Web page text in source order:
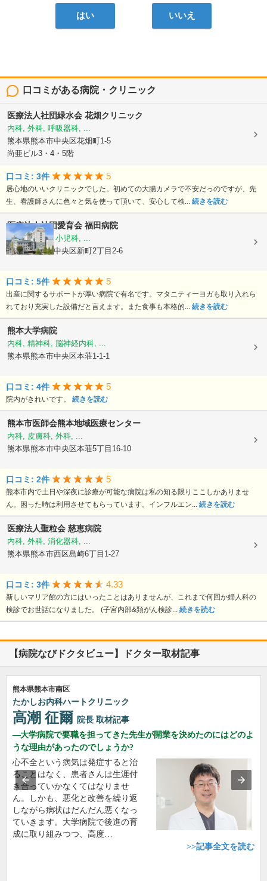
はい いいえ
口コミがある病院・クリニック
医療法人社団緑水会 花畑クリニック
内科, 外科, 呼吸器科, ...
熊本県熊本市中央区花畑町1-5
尚亜ビル3・4・5階
口コミ: 3件 5
居心地のいいクリニックでした。初めての大腸カメラで不安だっのですが、先
生、看護師さんに色々と気を使って頂いて、安心して検... 続きを読む
医療法人社団愛育会 福田病院
産科, 婦人科, 小児科, ...
熊本県熊本市中央区新町2丁目2-6
口コミ: 5件 5
出産に関するサポートが厚い病院で有名です。マタニティーヨガも取り入れら
れており充実した設備だと言えます。また食事も本格的... 続きを読む
熊本大学病院
内科, 精神科, 脳神経内科, ...
熊本県熊本市中央区本荘1-1-1
口コミ: 4件 5
院内がきれいです。 続きを読む
熊本市医師会熊本地域医療センター
内科, 皮膚科, 外科, ...
熊本県熊本市中央区本荘5丁目16-10
口コミ: 2件 5
熊本市内で土日や深夜に診療が可能な病院は私の知る限りここしかありませ
ん。困った時は利用させてもらっています。インフルエン... 続きを読む
医療法人聖粒会 慈恵病院
内科, 外科, 消化器科, ...
熊本県熊本市西区島崎6丁目1-27
口コミ: 3件 4.33
新しいマリア館の方にはいったことはありませんが、これまで何回か婦人科の
検診でお世話になりました。 (子宮内部&頚がん検診... 続きを読む
【病院なびドクタビュー】ドクター取材記事
熊本県熊本市南区
たかしお内科ハートクリニック
高潮 征爾 院長 取材記事
大学病院で要職を担ってきた先生が開業を決めたのにはどのよ
うな理由があったのでしょうか?
心不全という病気は発症すると治
ることはなく、患者さんは生涯付
き合っていかなくてはなりませ
ん。しかも、悪化と改善を繰り返
しながら病状はだんだん悪くなっ
ていきます。大学病院で後進の育
成に取り組みつつ、高度…
>>記事全文を読む